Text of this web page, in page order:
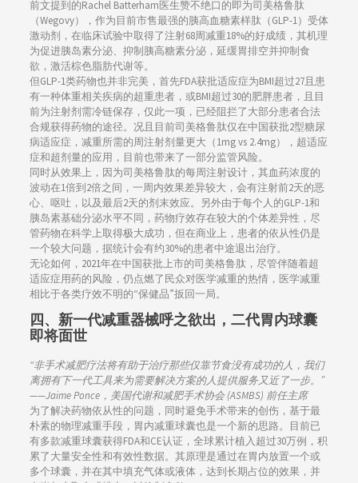
前文提到的Rachel Batterham医生赞不绝口的即为司美格鲁肽
（Wegovy），作为目前市售最强的胰高血糖素样肽（GLP-1）受体
激动剂，在临床试验中取得了注射68周减重18%的好成绩，其机理
为促进胰岛素分泌、抑制胰高糖素分泌，延缓胃排空并抑制食
欲，激活棕色脂肪代谢等。
但GLP-1类药物也并非完美，首先FDA获批适应症为BMI超过27且患
有一种体重相关疾病的超重患者，或BMI超过30的肥胖患者，且目
前为注射剂需冷链保存，仅此一项，已经阻拦了大部分患者合法
合规获得药物的途径。况且目前司美格鲁肽仅在中国获批2型糖尿
病适应症，减重所需的周注射剂量更大（1mg vs 2.4mg），超适应
症和超剂量的应用，目前也带来了一部分监管风险。
同时从效果上，因为司美格鲁肽的每周注射设计，其血药浓度的
波动在1倍到2倍之间，一周内效果差异较大，会有注射前2天的恶
心、呕吐，以及最后2天的剂末效应。另外由于每个人的GLP-1和
胰岛素基础分泌水平不同，药物疗效存在较大的个体差异性，尽
管药物在科学上取得极大成功，但在商业上，患者的依从性仍是
一个较大问题，据统计会有约30%的患者中途退出治疗。
无论如何，2021年在中国获批上市的司美格鲁肽，尽管伴随着超
适应症用药的风险，仍点燃了民众对医学减重的热情，医学减重
相比于各类疗效不明的“保健品”扳回一局。
四、新一代减重器械呼之欲出，二代胃内球囊
即将面世
“非手术减肥疗法将有助于治疗那些仅靠节食没有成功的人，我们
离拥有下一代工具来为需要解决方案的人提供服务又近了一步。”
——Jaime Ponce，美国代谢和减肥手术协会 (ASMBS) 前任主席
为了解决药物依从性的问题，同时避免手术带来的创伤，基于最
朴素的物理减重手段，胃内减重球囊也是一个新的思路。目前已
有多款减重球囊获得FDA和CE认证，全球累计植入超过30万例，积
累了大量安全性和有效性数据。其原理是通过在胃内放置一个或
多个球囊，并在其中填充气体或液体，达到长期占位的效果，并